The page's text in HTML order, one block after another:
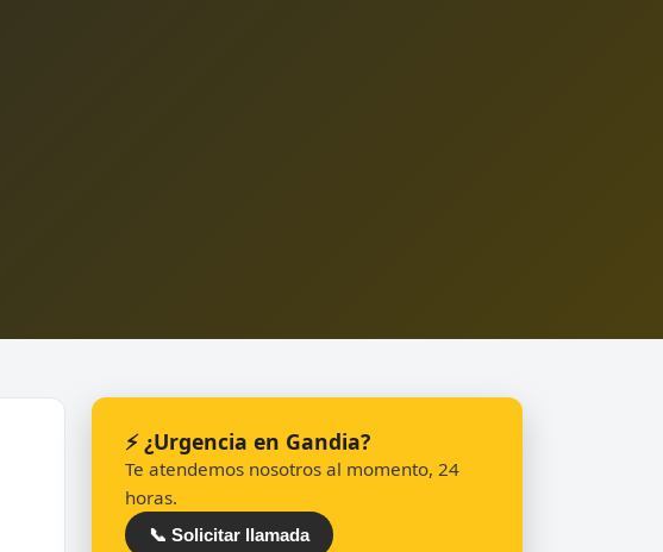
⚡ ¿Urgencia en Gandia?
Te atendemos nosotros al momento, 24
horas.
📞 Solicitar llamada